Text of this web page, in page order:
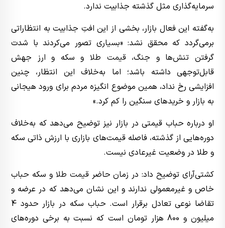
سرمایه‌گذاری مثل گذشته جذابیت ندارد.
به‌گفته این فعال بازار، بخشی از این افتِ جذابیت به انتظاراتی
برمی‌گردد که محقق نشد: «بسیاری تصور می‌کردند با شدت
گرفتن تنش‌ها و جنگ،قیمت طلا و سکه و ارز جهش
قابل‌توجهی داشته باشد؛ اما به‌خلاف این انتظار، چنین
افزایشی رخ نداد، همین موضوع انگیزه مردم برای ورود هیجانی
به بازار و خریدهای سنگین را کم کرد.»
او درباره حباب قیمتی در بازار نیز توضیح می‌دهد که به‌خلاف
دوره‌هایی از گذشته، فاصله قیمت‌های بازاری با ارزش ذاتی سکه
و طلا در وضعیت غیرعادی نیست.
کشتی‌آرای توضیح داد: در زمان حاضرقیمت طلا و سکه حباب
خاص و غیرمعمولی ندارند و این نشان می‌دهد که در عرضه و
تقاضا نوعی تعادل برقرار است. حباب سکه در بازار حدود 4
میلیون و 800 هزار تومان است که نسبت به برخی دوره‌های